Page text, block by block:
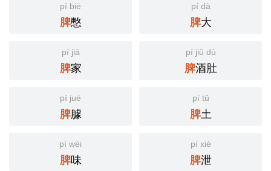
pí biē
脾憋
pí dà
脾大
pí jiā
脾家
pí jiǔ dù
脾酒肚
pí jué
脾臄
pí tǔ
脾土
pí wèi
脾味
pí xiè
脾泄